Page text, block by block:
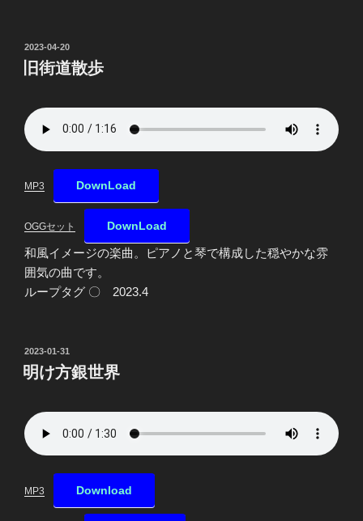
投
稿
日:
2023-04-20
旧街道散歩
MP3 DownLoad
OGGセット DownLoad
和風イメージの楽曲。ピアノと琴で構成した穏やかな雰
囲気の曲です。
ループタグ 〇 2023.4
投
稿
日:
2023-01-31
明け方銀世界
MP3 Download